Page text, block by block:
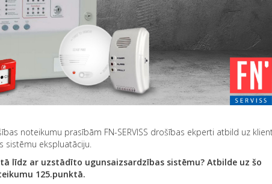
noteikumu prasībām FN-SERVISS drošības ekperti atbild uz
sistēmu ekspluatāciju.
līdz ar uzstādīto ugunsaizsardzības sistēmu? Atbilde uz šo
125.punktā.